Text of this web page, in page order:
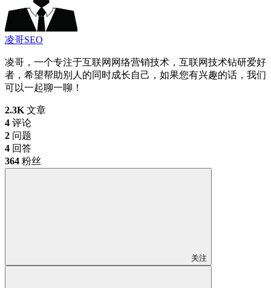
凌哥SEO
凌哥，一个专注于互联网网络营销技术，互联网技术钻研爱好
者，希望帮助别人的同时成长自己，如果您有兴趣的话，我们
可以一起聊一聊！
2.3K 文章
4 评论
2 问题
4 回答
364 粉丝
关注